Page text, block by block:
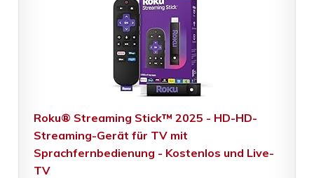
Roku® Streaming Stick™ 2025 - HD-HD-
Streaming-Gerät für TV mit
Sprachfernbedienung - Kostenlos und Live-
TV